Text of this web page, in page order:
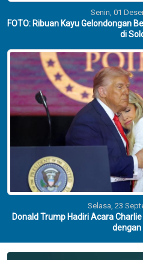
Senin, 01
FOTO: Ribuan Kayu Gelondongan
di
Selasa, 23
Donald Trump Hadiri Acara
dengan